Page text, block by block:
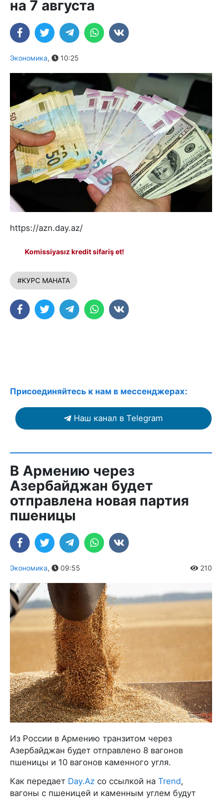
на 7 августа
Экономика, 10:25
https://azn.day.az/
Komissiyasız kredit sifariş et!
#КУРС МАНАТА
Присоединяйтесь к нам в мессенджерах:
Наш канал в Telegram
В Армению через
Азербайджан будет
отправлена новая партия
пшеницы
Экономика, 09:55 210
Из России в Армению транзитом через
Азербайджан будет отправлено 8 вагонов
пшеницы и 10 вагонов каменного угля.
Как передает Day.Az со ссылкой на Trend,
вагоны с пшеницей и каменным углем будут